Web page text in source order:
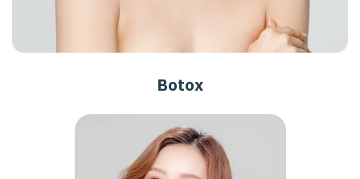
Botox